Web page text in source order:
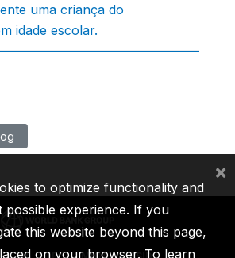
uma criança do
idade escolar.
to optimize functionality and
possible experience. If you
this website beyond this page,
on your browser. To learn
×